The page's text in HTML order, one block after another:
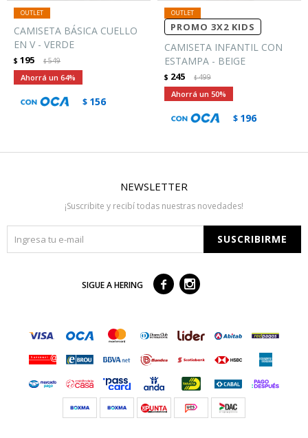
CAMISETA BÁSICA CUELLO
EN V - VERDE
$ 195 $549
64
$ 156
PROMO 3X2 KIDS
CAMISETA INFANTIL CON
ESTAMPA - BEIGE
$ 245 $499
50
$ 196
NEWSLETTER
¡Suscribite y recibí todas nuestras novedades!
SUSCRIBIRME
SIGUE A HERING  